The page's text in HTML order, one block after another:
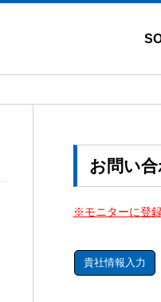
お問い合
※モニターに登
貴社情報入力